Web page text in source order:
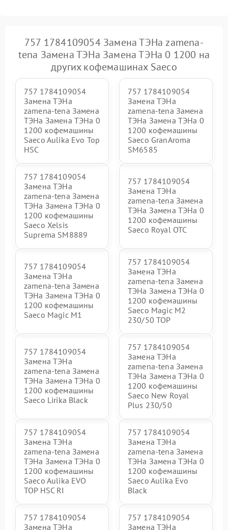
757 1784109054 Замена ТЭНа zamena-
tena Замена ТЭНа Замена ТЭНа 0 1200 на
других кофемашинах Saeco
757 1784109054
Замена ТЭНа
zamena-tena Замена
ТЭНа Замена ТЭНа 0
1200 кофемашины
Saeco Aulika Evo Top
HSC
757 1784109054
Замена ТЭНа
zamena-tena Замена
ТЭНа Замена ТЭНа 0
1200 кофемашины
Saeco GranAroma
SM6585
757 1784109054
Замена ТЭНа
zamena-tena Замена
ТЭНа Замена ТЭНа 0
1200 кофемашины
Saeco Xelsis
Suprema SM8889
757 1784109054
Замена ТЭНа
zamena-tena Замена
ТЭНа Замена ТЭНа 0
1200 кофемашины
Saeco Royal OTC
757 1784109054
Замена ТЭНа
zamena-tena Замена
ТЭНа Замена ТЭНа 0
1200 кофемашины
Saeco Magic M1
757 1784109054
Замена ТЭНа
zamena-tena Замена
ТЭНа Замена ТЭНа 0
1200 кофемашины
Saeco Magic M2
230/50 TOP
757 1784109054
Замена ТЭНа
zamena-tena Замена
ТЭНа Замена ТЭНа 0
1200 кофемашины
Saeco Lirika Black
757 1784109054
Замена ТЭНа
zamena-tena Замена
ТЭНа Замена ТЭНа 0
1200 кофемашины
Saeco New Royal
Plus 230/50
757 1784109054
Замена ТЭНа
zamena-tena Замена
ТЭНа Замена ТЭНа 0
1200 кофемашины
Saeco Aulika EVO
TOP HSC RI
757 1784109054
Замена ТЭНа
zamena-tena Замена
ТЭНа Замена ТЭНа 0
1200 кофемашины
Saeco Aulika Evo
Black
757 1784109054
Замена ТЭНа
757 1784109054
Замена ТЭНа